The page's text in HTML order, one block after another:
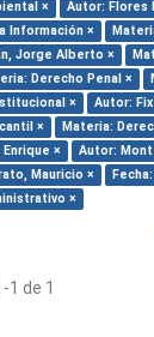
×
Autor: Flores
Información ×
Jorge Alberto ×
Derecho Penal ×
×
Autor:
×
Materia:
×
Autor:
Mauricio ×
×
de 1